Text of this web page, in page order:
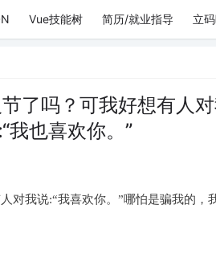
Vue技能树 简历/就业指导 立
了吗？可我好想有人
我也喜欢你。”
对我说:“我喜欢你。”哪怕是骗我的，